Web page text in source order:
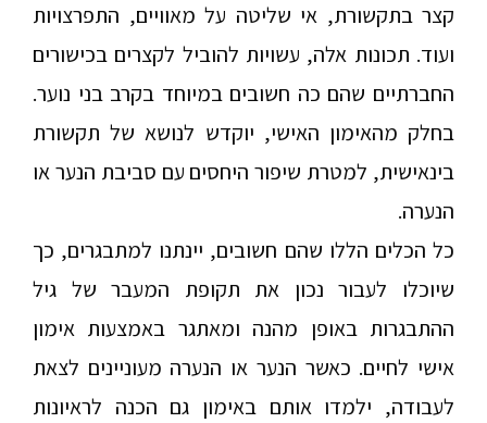
קצר בתקשורת, אי שליטה על מאוויים, התפרצויות
ועוד. תכונות אלה, עשויות להוביל לקצרים בכישורים
החברתיים שהם כה חשובים במיוחד בקרב בני נוער.
בחלק מהאימון האישי, יוקדש לנושא של תקשורת
בינאישית, למטרת שיפור היחסים עם סביבת הנער או
הנערה.
כל הכלים הללו שהם חשובים, יינתנו למתבגרים, כך
שיוכלו לעבור נכון את תקופת המעבר של גיל
ההתבגרות באופן מהנה ומאתגר באמצעות אימון
אישי לחיים. כאשר הנער או הנערה מעוניינים לצאת
לעבודה, ילמדו אותם באימון גם הכנה לראיונות